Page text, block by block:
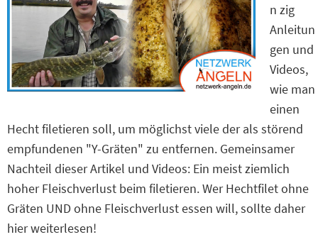
n zig
Anleitun
gen und
Videos,
wie man
einen
Hecht filetieren soll, um möglichst viele der als störend
empfundenen "Y-Gräten" zu entfernen. Gemeinsamer
Nachteil dieser Artikel und Videos: Ein meist ziemlich
hoher Fleischverlust beim filetieren. Wer Hechtfilet ohne
Gräten UND ohne Fleischverlust essen will, sollte daher
hier weiterlesen!